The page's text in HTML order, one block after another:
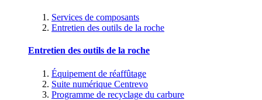
Services de composants
Entretien des outils de la roche
Entretien des outils de la roche
Équipement de réaffûtage
Suite numérique Centrevo
Programme de recyclage du carbure